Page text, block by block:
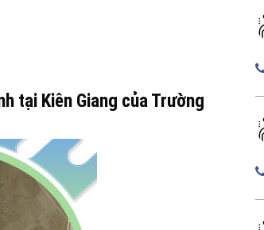
tại Kiên Giang của Trường